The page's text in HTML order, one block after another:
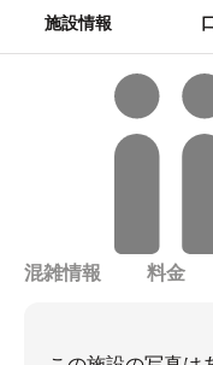
施設情報
混雑情報 料金